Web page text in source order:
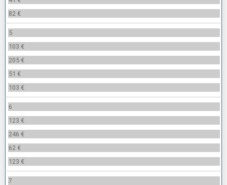
82 €
5
103 €
205 €
51 €
103 €
6
123 €
246 €
62 €
123 €
7